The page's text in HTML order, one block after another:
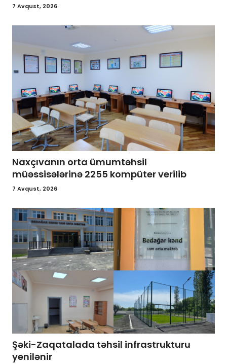
7 Avqust, 2026
Naxçıvanın orta ümumtəhsil
müəssisələrinə 2255 kompüter verilib
7 Avqust, 2026
Şəki-Zaqatalada təhsil infrastrukturu
yenilənir